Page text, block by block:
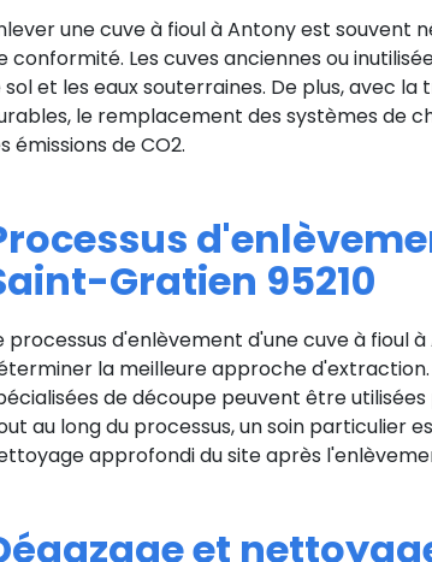
une cuve à fioul à Antony est souvent
conformité. Les cuves anciennes ou
sol et les eaux souterraines. De plus, avec
le remplacement des systèmes de
émissions de CO2.
Gratien 95210
processus d'enlèvement d'une cuve à fioul
la meilleure approche
de découpe peuvent être
au long du processus, un soin particulier
approfondi du site après
et